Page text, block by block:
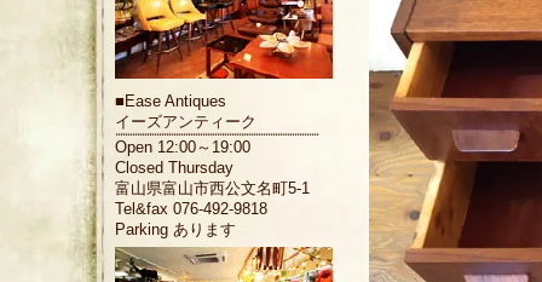
■ Ease Antiques
イーズアンティーク
Open 12:00～19:00
Closed Thursday
富山県富山市西公文名町5-1
Tel&fax 076-492-9818
Parking あります